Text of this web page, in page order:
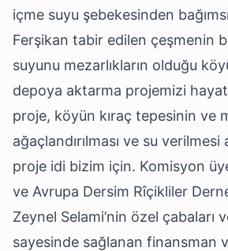
içme suyu şebekesinden
Ferşikan tabir edilen çeşmenin
suyunu mezarlıkların olduğu
depoya aktarma projemizi
proje, köyün kıraç tepesinin ve
ağaçlandırılması ve su verilmesi
proje idi bizim için. Komisyon
ve Avrupa Dersim Rîçikliler
Zeynel Selami’nin özel çabaları
sayesinde sağlanan finansman